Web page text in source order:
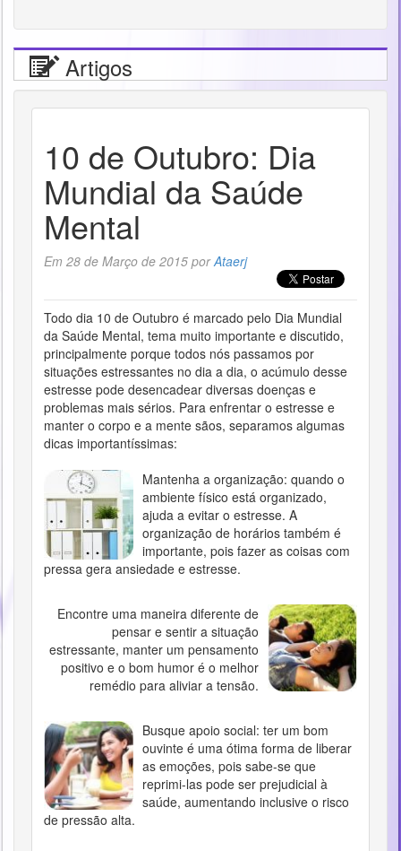
Artigos
10 de Outubro: Dia
Mundial da Saúde
Mental
Em 28 de Março de 2015 porAtaerj
Todo dia 10 de Outubro é marcado pelo Dia Mundial
da Saúde Mental, tema muito importante e discutido,
principalmente porque todos nós passamos por
situações estressantes no dia a dia, o acúmulo desse
estresse pode desencadear diversas doenças e
problemas mais sérios. Para enfrentar o estresse e
manter o corpo e a mente sãos, separamos algumas
dicas importantíssimas:
Mantenha a organização: quando o
ambiente físico está organizado,
ajuda a evitar o estresse. A
organização de horários também é
importante, pois fazer as coisas com
pressa gera ansiedade e estresse.
Encontre uma maneira diferente de
pensar e sentir a situação
estressante, manter um pensamento
positivo e o bom humor é o melhor
remédio para aliviar a tensão.
Busque apoio social: ter um bom
ouvinte é uma ótima forma de liberar
as emoções, pois sabe-se que
reprimi-las pode ser prejudicial à
saúde, aumentando inclusive o risco
de pressão alta.